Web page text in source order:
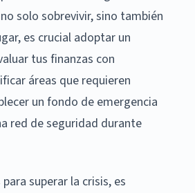
solo sobrevivir, sino también
es crucial adoptar un
tus finanzas con
áreas que requieren
un fondo de emergencia
red de seguridad durante
superar la crisis, es